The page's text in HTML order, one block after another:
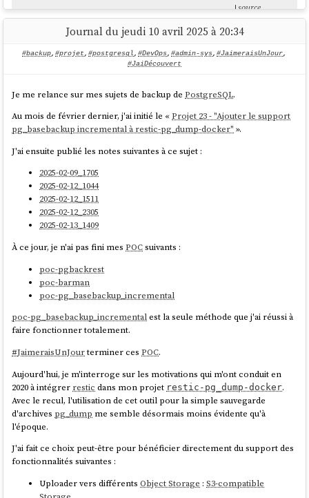
    mkswap /swapfile
    if ! grep -q "^/swapfile.*swap"
/etc/fstab
    fi
fi
# Why 10 instead default 60? see
ext=a%20value%20of%20swappiness%3D10%20is%20re
commended
echo 10 | tee /proc/sys/vm/swappiness
echo "vm.swappiness=10" | tee -a
source
Journal du jeudi 10 avril 2025 à 20:34
#backup, #projet, #postgresql, #DevOps, #admin-sys, #JaimeraisUnJour,
#JaiDécouvert
Je me relance sur mes sujets de backup dePostgreSQL.
Au mois de février dernier, j'ai initié le «Projet 23 - "Ajouter le support
pg_basebackup incremental à restic-pg_dump-docker" ».
J'ai ensuite publié les notes suivantes à ce sujet :
2025-02-09_1705
2025-02-12_1044
2025-02-12_1511
2025-02-12_2305
2025-02-13_1409
À ce jour, je n'ai pas fini mesPOCsuivants :
poc-pgbackrest
poc-barman
poc-pg_basebackup_incremental
poc-pg_basebackup_incrementalest la seule méthode que j'ai réussi à
faire fonctionner totalement.
#JaimeraisUnJourterminer cesPOC.
Aujourd'hui, je m'interroge sur les motivations qui m'ont conduit en
2020 à intégrer restic dans mon projet restic-pg_dump-docker.
Avec le recul, l'utilisation de cet outil pour la simple sauvegarde
d'archives pg_dump me semble désormais moins évidente qu'à
l'époque.
J'ai fait ce choix peut-être pour bénéficier directement du support des
fonctionnalités suivantes :
Uploader vers différentsObject Storage :S3-compatible